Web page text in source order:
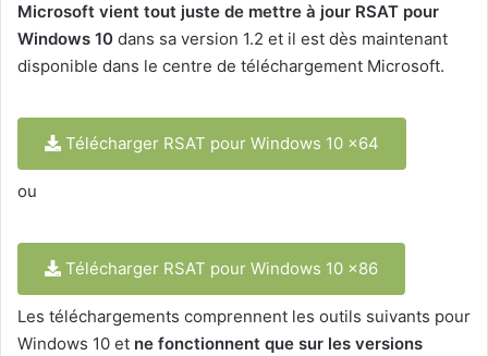
Microsoft vient tout juste de mettre à jour RSAT pour
Windows 10 dans sa version 1.2 et il est dès maintenant
disponible dans le centre de téléchargement Microsoft.
Télécharger RSAT pour Windows 10 x64
ou
Télécharger RSAT pour Windows 10 x86
Les téléchargements comprennent les outils suivants pour
Windows 10 et ne fonctionnent que sur les versions